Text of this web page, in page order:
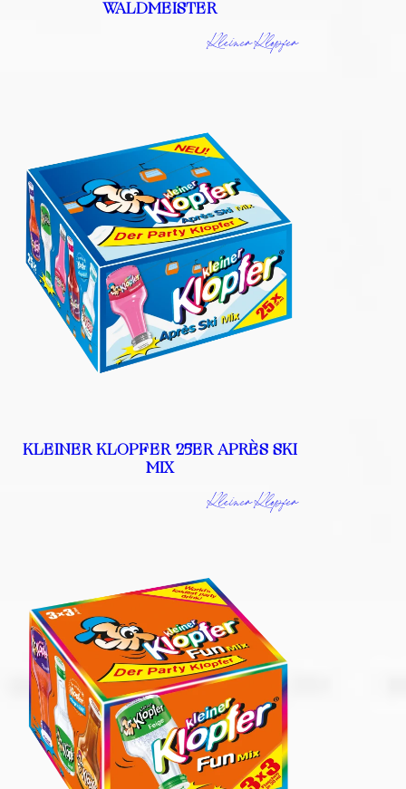
WALDMEISTER
Kleiner Klopfer
KLEINER KLOPFER 25ER APRÈS SKI
MIX
Kleiner Klopfer